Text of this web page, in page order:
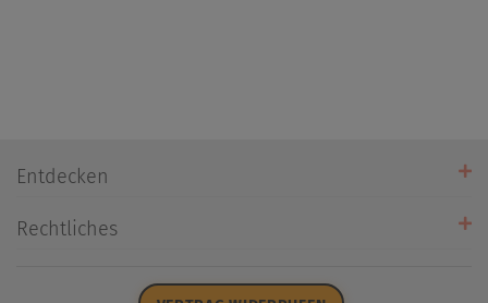
Entdecken
Öffnungszeiten
Rechtliches